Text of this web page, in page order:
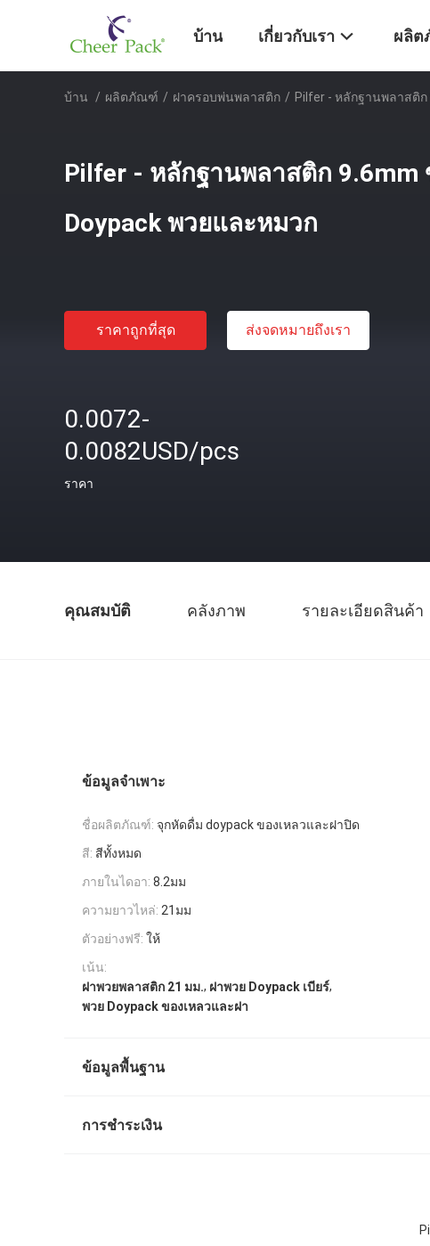
บ้าน เกี่ยวกับเรา ผลิ
บ้าน / ผลิตภัณฑ์ / ฝาครอบพ่นพลาสติก / Pilfer - หลักฐานพลาสติก
Pilfer - หลักฐานพลาสติก 9.6mm
Doypack พวยและหมวก
ราคาถูกที่สุด ส่งจดหมายถึงเรา
0.0072-
0.0082USD/pcs
ราคา
คุณสมบัติ คลังภาพ รายละเอียดสินค้า
ข้อมูลจำเพาะ
ชื่อผลิตภัณฑ์: จุกหัดดื่ม doypack ของเหลวและฝาปิด
สี: สีทั้งหมด
ภายในไดอา: 8.2มม
ความยาวไหล่: 21มม
ตัวอย่างฟรี: ให้
เน้น:
ฝาพวยพลาสติก 21 มม., ฝาพวย Doypack เบียร์,
พวย Doypack ของเหลวและฝา
ข้อมูลพื้นฐาน
การชำระเงิน